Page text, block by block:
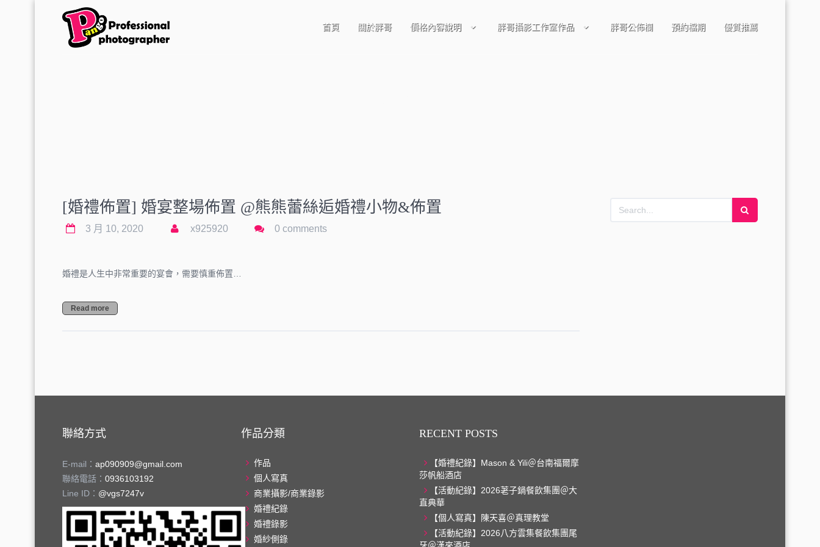
首頁 關於胖哥 價格內容說明 胖哥攝影工作室作品 胖哥公佈欄 預約檔期 優質推薦
[婚禮佈置] 婚宴整場佈置 @熊熊蕾絲逅婚禮小物&佈置
3 月 10, 2020 x925920 0 comments
婚禮是人生中非常重要的宴會，需要慎重佈置…
Read more
聯絡方式
E-mail： ap090909@gmail.com
聯絡電話： 0936103192
Line ID： @vgs7247v
作品分類
作品
個人寫真
商業攝影/商業錄影
婚禮紀錄
婚禮錄影
婚紗側錄
RECENT POSTS
【婚禮紀錄】Mason & Yili＠台南福爾摩
莎帆船酒店
【活動紀錄】2026荖子鍋餐飲集團＠大
直典華
【個人寫真】陳天喜＠真理教堂
【活動紀錄】2026八方雲集餐飲集團尾